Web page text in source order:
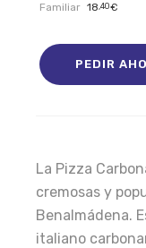
Familiar 18 ,40€
PEDIR
La Pizza
cremosas y
Benalmádena.
italiano